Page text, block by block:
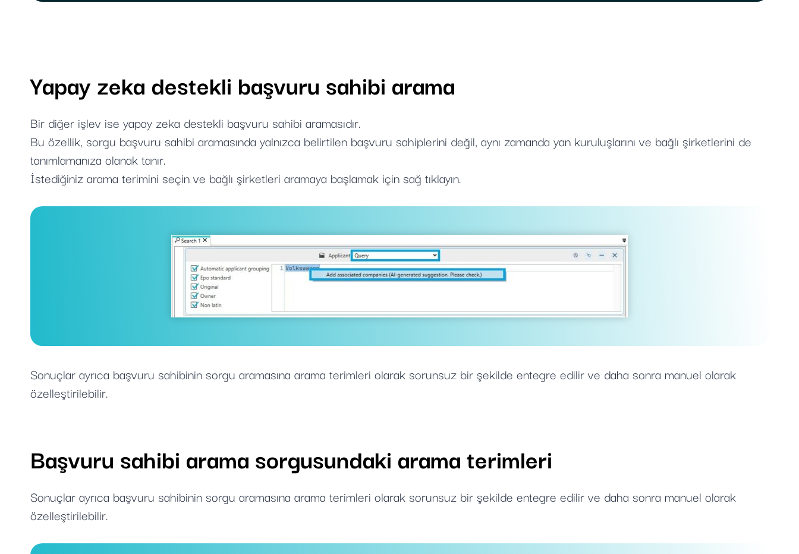
Yapay zeka destekli başvuru sahibi arama
Bir diğer işlev ise yapay zeka destekli başvuru sahibi aramasıdır.
Bu özellik, sorgu başvuru sahibi aramasında yalnızca belirtilen başvuru sahiplerini değil, aynı zamanda yan kuruluşlarını ve bağlı şirketlerini de
tanımlamanıza olanak tanır.
İstediğiniz arama terimini seçin ve bağlı şirketleri aramaya başlamak için sağ tıklayın.
Sonuçlar ayrıca başvuru sahibinin sorgu aramasına arama terimleri olarak sorunsuz bir şekilde entegre edilir ve daha sonra manuel olarak
özelleştirilebilir.
Başvuru sahibi arama sorgusundaki arama terimleri
Sonuçlar ayrıca başvuru sahibinin sorgu aramasına arama terimleri olarak sorunsuz bir şekilde entegre edilir ve daha sonra manuel olarak
özelleştirilebilir.